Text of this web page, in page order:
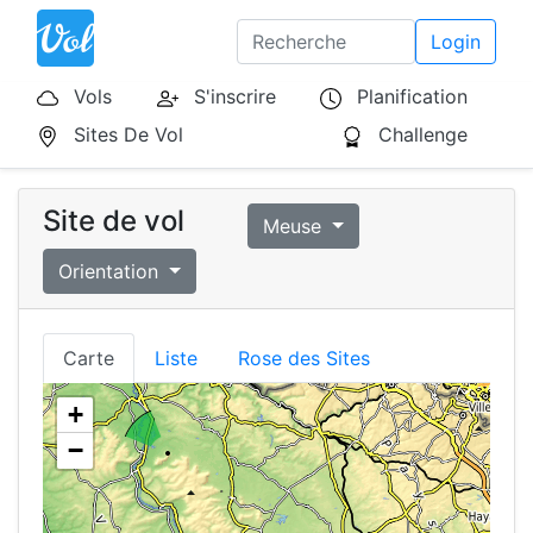
Login
Vols S'inscrire
Planification
Sites De Vol
Challenge
Site de vol
Meuse
Orientation
Carte Liste Rose des Sites
+
−